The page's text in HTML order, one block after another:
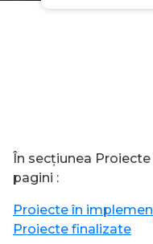
În secţiunea
pagini :
Proiecte în
Proiecte finalizate